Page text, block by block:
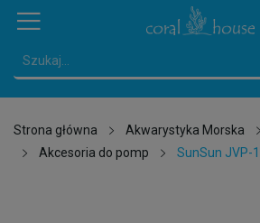
Strona główna Akwarystyka Morska
Akcesoria do pomp
SunSun JVP-